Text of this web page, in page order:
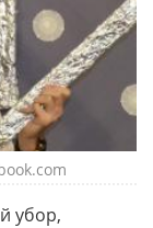
убор,